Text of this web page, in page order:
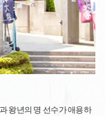
왕년의 명 선수가 애용하